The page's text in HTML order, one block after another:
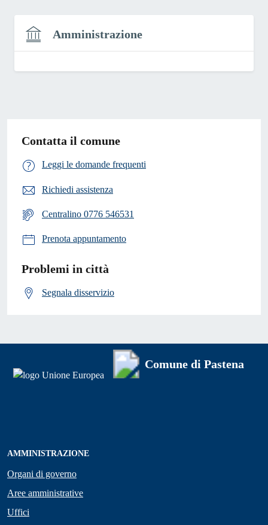
Amministrazione
Contatta il comune
Leggi le domande frequenti
Richiedi assistenza
Centralino 0776 546531
Prenota appuntamento
Problemi in città
Segnala disservizio
Comune di Pastena
AMMINISTRAZIONE
Organi di governo
Aree amministrative
Uffici